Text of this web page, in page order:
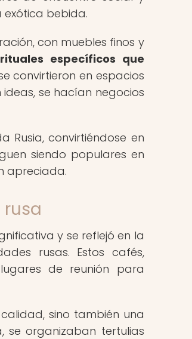
bebida.
con muebles finos y
específicos que
convirtieron en espacios
se hacían negocios
Rusia, convirtiéndose en
siendo populares en
apreciada.
y se reflejó en la
rusas. Estos cafés,
de reunión para
sino también una
se organizaban tertulias